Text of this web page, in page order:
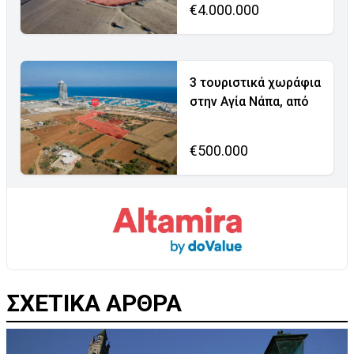
€4.000.000
3 τουριστικά χωράφια
στην Αγία Νάπα, από
€500.000
ΣΧΕΤΙΚΑ ΑΡΘΡΑ